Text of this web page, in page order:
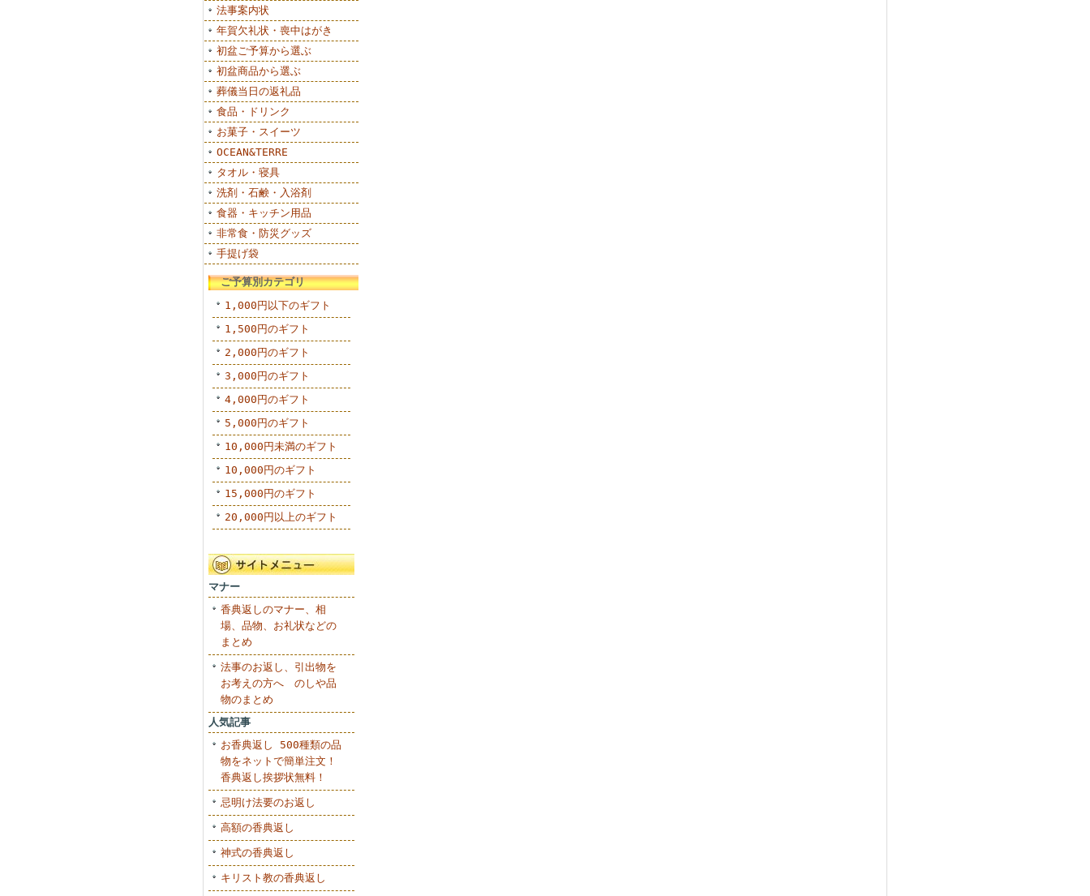
法事案内状
年賀欠礼状・喪中はがき
初盆ご予算から選ぶ
初盆商品から選ぶ
葬儀当日の返礼品
食品・ドリンク
お菓子・スイーツ
OCEAN&TERRE
タオル・寝具
洗剤・石鹸・入浴剤
食器・キッチン用品
非常食・防災グッズ
手提げ袋
ご予算別カテゴリ
1,000円以下のギフト
1,500円のギフト
2,000円のギフト
3,000円のギフト
4,000円のギフト
5,000円のギフト
10,000円未満のギフト
10,000円のギフト
15,000円のギフト
20,000円以上のギフト
マナー
香典返しのマナー、相
場、品物、お礼状などの
まとめ
法事のお返し、引出物を
お考えの方へ のしや品
物のまとめ
人気記事
お香典返し 500種類の品
物をネットで簡単注文！
香典返し挨拶状無料！
忌明け法要のお返し
高額の香典返し
神式の香典返し
キリスト教の香典返し